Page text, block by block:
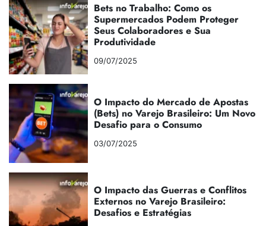
Bets no Trabalho: Como os
Supermercados Podem Proteger
Seus Colaboradores e Sua
Produtividade
09/07/2025
O Impacto do Mercado de Apostas
(Bets) no Varejo Brasileiro: Um Novo
Desafio para o Consumo
03/07/2025
O Impacto das Guerras e Conflitos
Externos no Varejo Brasileiro:
Desafios e Estratégias